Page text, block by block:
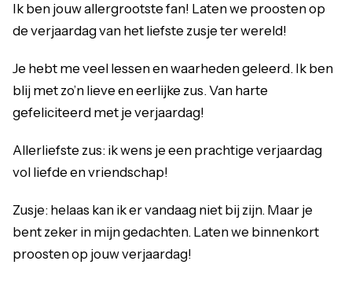
Ik ben jouw allergrootste fan! Laten we proosten op
de verjaardag van het liefste zusje ter wereld!
Je hebt me veel lessen en waarheden geleerd. Ik ben
blij met zo’n lieve en eerlijke zus. Van harte
gefeliciteerd met je verjaardag!
Allerliefste zus: ik wens je een prachtige verjaardag
vol liefde en vriendschap!
Zusje: helaas kan ik er vandaag niet bij zijn. Maar je
bent zeker in mijn gedachten. Laten we binnenkort
proosten op jouw verjaardag!